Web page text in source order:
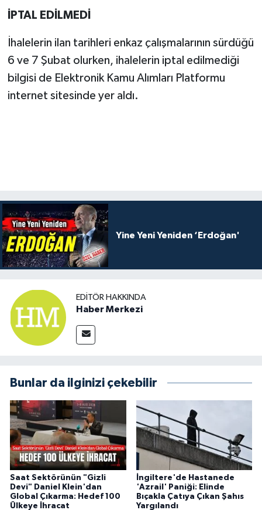
İPTAL EDİLMEDİ
İhalelerin ilan tarihleri enkaz çalışmalarının sürdüğü
6 ve 7 Şubat olurken, ihalelerin iptal edilmediği
bilgisi de Elektronik Kamu Alımları Platformu
internet sitesinde yer aldı.
Yine Yeni Yeniden ‘Erdoğan'
EDITÖR HAKKINDA
Haber Merkezi
Bunlar da ilginizi çekebilir
Saat Sektörünün "Gizli
Devi" Daniel Klein'dan
Global Çıkarma: Hedef 100
Ülkeye İhracat
İngiltere'de Hastanede
'Azrail' Paniği: Elinde
Bıçakla Çatıya Çıkan Şahıs
Yargılandı